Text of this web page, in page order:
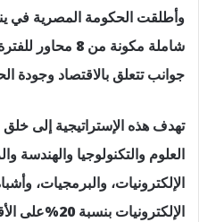
وأطلقت الحكومة المصرية في
جوانب تتعلق بالاقتصاد وجودة
تهدف هذه الإستراتيجية إلى
العلوم والتكنولوجيا والهندسة
الإلكترونيات، والبرمجيات،
الإلكترونيات